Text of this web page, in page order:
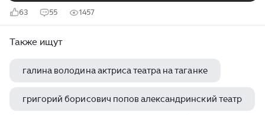
63 55 1457
Также ищут
галина володина актриса театра на таганке
григорий борисович попов александринский театр